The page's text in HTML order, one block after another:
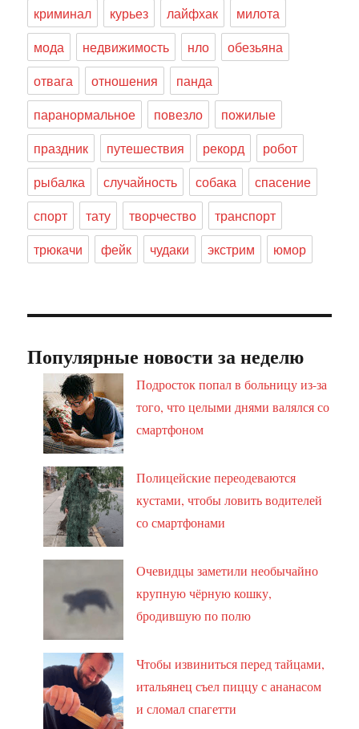
криминал курьез лайфхак
милота
мода
недвижимость нло
обезьяна
отвага
отношения
панда
паранормальное
повезло
пожилые
праздник
путешествия рекорд
робот
рыбалка
случайность собака
спасение
спорт
тату творчество
транспорт
трюкачи
фейк чудаки экстрим юмор
Популярные новости за неделю
Подросток попал в больницу из-за
того, что целыми днями валялся со
смартфоном
Полицейские переодеваются
кустами, чтобы ловить водителей
со смартфонами
Очевидцы заметили необычайно
крупную чёрную кошку,
бродившую по полю
Чтобы извиниться перед тайцами,
итальянец съел пиццу с ананасом
и сломал спагетти